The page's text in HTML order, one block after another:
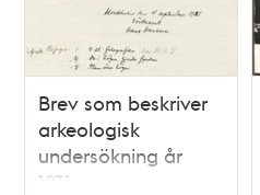
Brev som beskriver
arkeologisk
undersökning år
1931.